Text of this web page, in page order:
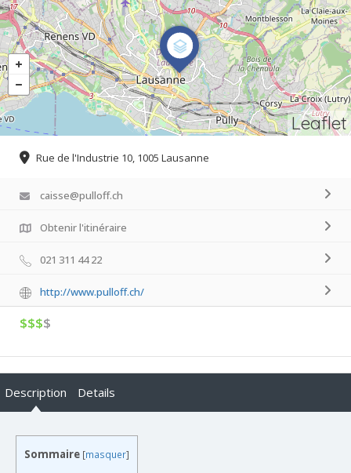
Leaflet
Rue de l'Industrie 10, 1005 Lausanne
caisse@pulloff.ch
Obtenir l'itinéraire
021 311 44 22
http://www.pulloff.ch/
$$$$
Description Details
Sommaire [masquer]